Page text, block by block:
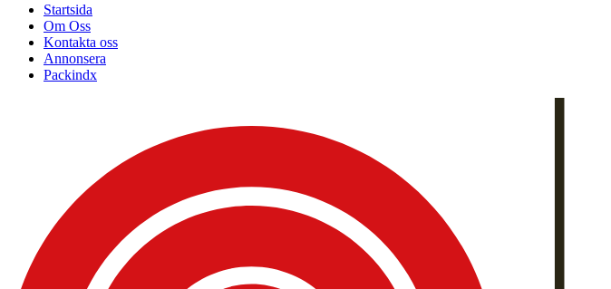
Startsida
Om Oss
Kontakta oss
Annonsera
Packindx